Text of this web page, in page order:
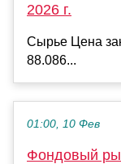
2026 г.
Сырье Цена
88.086...
01:00, 10 Фев
Фондовый